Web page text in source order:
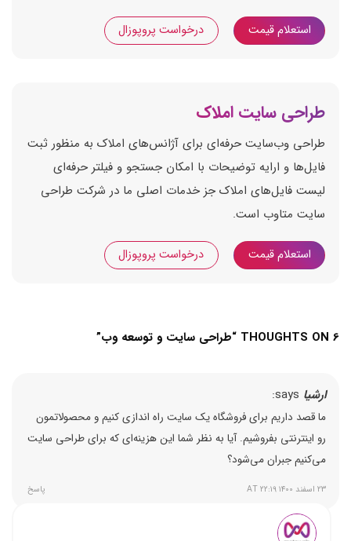
استعلام قیمت درخواست پروپوزال
طراحی سایت املاک
طراحی وب‌سایت حرفه‌ای برای آژانس‌های املاک به منظور ثبت
فایل‌ها و ارایه توضیحات با امکان جستجو و فیلتر حرفه‌ای
لیست فایل‌های املاک جز خدمات اصلی ما در شرکت طراحی
سایت متاوب است.
استعلام قیمت درخواست پروپوزال
6 THOUGHTS ON “ طراحی سایت و توسعه وب”
ارشیا says:
ما قصد داریم برای فروشگاه یک سایت راه اندازی کنیم و محصولاتمون
رو اینترنتی بفروشیم. آیا به نظر شما این هزینه‌ای که برای طراحی سایت
می‌کنیم جبران می‌شود؟
۲۳ اسفند ۱۴۰۰ AT ۲۲:۱۹ پاسخ